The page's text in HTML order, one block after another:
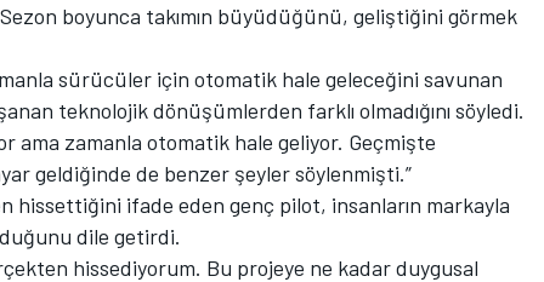
boyunca takımın büyüdüğünü, geliştiğini görmek
sürücüler için otomatik hale geleceğini savunan
teknolojik dönüşümlerden farklı olmadığını söyledi.
ama zamanla otomatik hale geliyor. Geçmişte
geldiğinde de benzer şeyler söylenmişti.”
hissettiğini ifade eden genç pilot, insanların markayla
dile getirdi.
hissediyorum. Bu projeye ne kadar duygusal